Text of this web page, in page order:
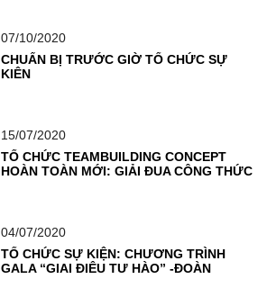
07/10/2020
CHUẨN BỊ TRƯỚC GIỜ TỔ CHỨC SỰ
KIỆN
15/07/2020
TỔ CHỨC TEAMBUILDING CONCEPT
HOÀN TOÀN MỚI: GIẢI ĐUA CÔNG THỨC
04/07/2020
TỔ CHỨC SỰ KIỆN: CHƯƠNG TRÌNH
GALA “GIAI ĐIỆU TỰ HÀO” -ĐOÀN